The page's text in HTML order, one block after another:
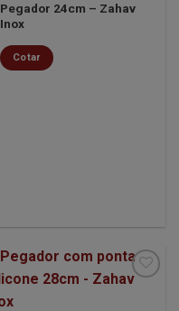
Minha
Pegador 24cm – Zahav
Inox
Cotar